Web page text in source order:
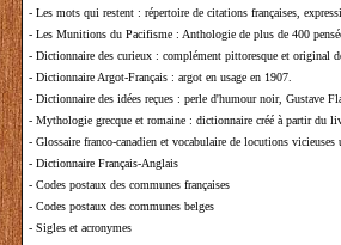
- Les mots qui restent : répertoire de citations françaises,
- Les Munitions du Pacifisme : Anthologie de plus de 400
- Dictionnaire des curieux : complément pittoresque et original
- Dictionnaire Argot-Français : argot en usage en 1907.
- Dictionnaire des idées reçues : perle d'humour noir, Gustave
- Mythologie grecque et romaine : dictionnaire créé à partir du
- Glossaire franco-canadien et vocabulaire de locutions vicieuses
- Dictionnaire Français-Anglais
- Codes postaux des communes françaises
- Codes postaux des communes belges
- Sigles et acronymes